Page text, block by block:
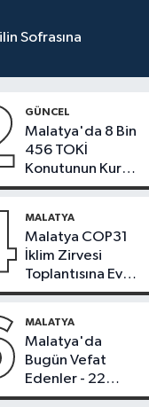
Sofrasına
GÜNCEL
Malatya'da 8 Bin
456 TOKİ
Konutunun Kurası
Bugün Çekiliyor
MALATYA
Malatya COP31
İklim Zirvesi
Toplantısına Ev
Sahipliği Yaptı
MALATYA
Malatya'da
Bugün Vefat
Edenler - 22
Temmuz 2026